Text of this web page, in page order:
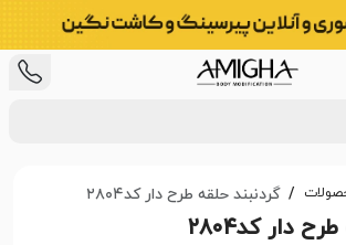
گردنبند حلقه طرح دار کد۲۸۰۴
دار کد۲۸۰۴